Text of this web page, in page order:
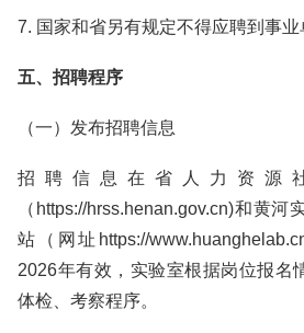
7. 国家和省另有规定不得应聘到事业
五、招聘程序
（一）发布招聘信息
招聘信息在省人力资源
（https://hrss.henan.gov.cn)和黄河
站（网址https://
2026年有效，实验室根据岗位报名
体检、考察程序。